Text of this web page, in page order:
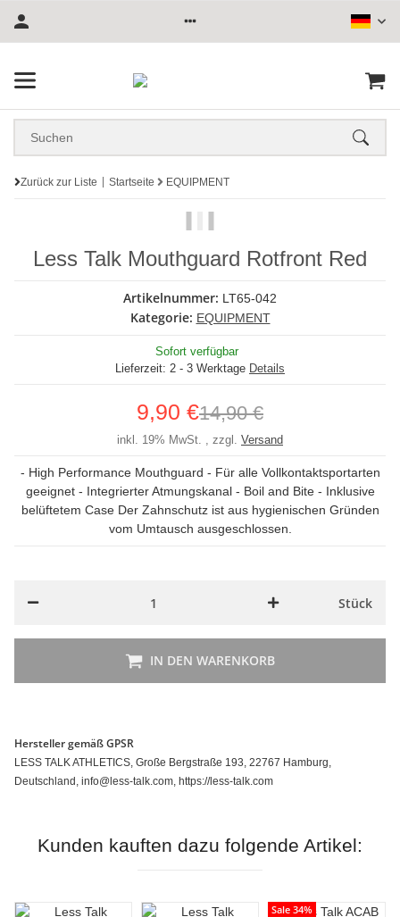
Zurück zur Liste Startseite EQUIPMENT
Less Talk Mouthguard Rotfront Red
Artikelnummer: LT65-042
Kategorie: EQUIPMENT
Sofort verfügbar
Lieferzeit: 2 - 3 Werktage Details
9,90 €14,90 €
inkl. 19% MwSt. , zzgl. Versand
- High Performance Mouthguard - Für alle Vollkontaktsportarten
geeignet - Integrierter Atmungskanal - Boil and Bite - Inklusive
belüftetem Case Der Zahnschutz ist aus hygienischen Gründen
vom Umtausch ausgeschlossen.
Stück
IN DEN WARENKORB
Hersteller gemäß GPSR
LESS TALK ATHLETICS, Große Bergstraße 193, 22767 Hamburg,
Deutschland, info@less-talk.com, https://less-talk.com
Kunden kauften dazu folgende Artikel:
Sale 34%